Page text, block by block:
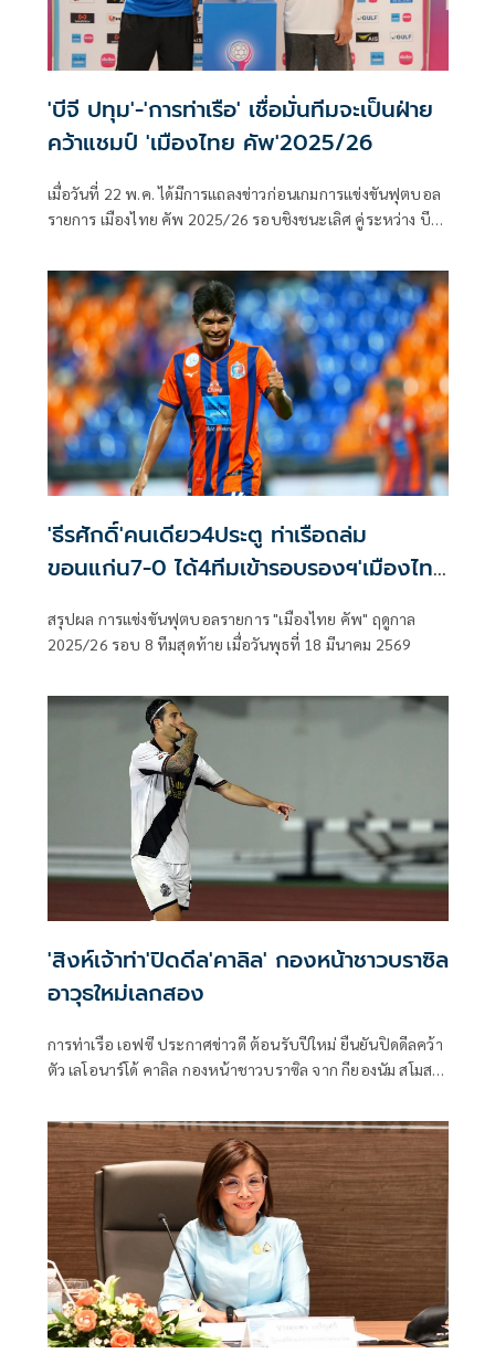
'บีจี ปทุม'-'การท่าเรือ' เชื่อมั่นทีมจะเป็นฝ่าย
คว้าแชมป์ 'เมืองไทย คัพ'2025/26
เมื่อวันที่ 22 พ.ค. ได้มีการแถลงข่าวก่อนเกมการแข่งขันฟุตบอล
รายการ เมืองไทย คัพ 2025/26 รอบชิงชนะเลิศ คู่ระหว่าง บีจี
เกียรติจาก วลาดิเมียร์ วูโยวิช หัวหน้าผู้ฝึกสอน และ พาตริก กุส
ตาฟส์สัน นักกีฬา จากสโมสรบีจี ปทุม ยูไนเต็ด, สระราวุฒิ ตรี
พันธ์ หัวหน้าผู้ฝึกสอน และ พีรดนย์ ฉ่ำรัศมี นักกีฬาจากสโมสร
การท่าเรือ เอฟซี ร่วมแถลงความพร้อมก่อนเกมในครั้งนี้
'ธีรศักดิ์'คนเดียว4ประตู ท่าเรือถล่ม
ขอนแก่น7-0 ได้4ทีมเข้ารอบรองฯ'เมืองไทย
สรุปผล การแข่งขันฟุตบอลรายการ "เมืองไทย คัพ" ฤดูกาล
2025/26 รอบ 8 ทีมสุดท้าย เมื่อวันพุธที่ 18 มีนาคม 2569
'สิงห์เจ้าท่า'ปิดดีล'คาลิล' กองหน้าชาวบราซิล
อาวุธใหม่เลกสอง⁣
การท่าเรือ เอฟซี ประกาศข่าวดี ต้อนรับปีใหม่ ยืนยันปิดดีลคว้า
ตัว เลโอนาร์โด้ คาลิล กองหน้าชาวบราซิล จาก กียองนัม สโมสร
2025/26 อย่างเป็นทางการ ⁣